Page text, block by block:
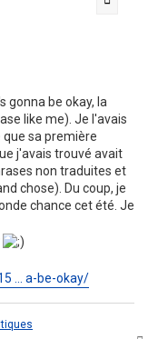
gonna be okay, la
like me). Je l'avais
sa première
j'avais trouvé avait
non traduites et
chose). Du coup, je
chance cet été. Je
... a-be-okay/